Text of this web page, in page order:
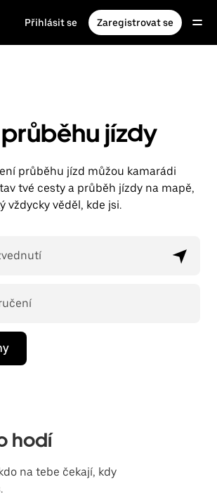
Přihlásit se Zaregistrovat se
jízdy
průběhu jízd můžou kamarádi
tvé cesty a průběh jízdy na mapě,
vždycky věděl, kde jsi.
hodí
na tebe čekají, kdy